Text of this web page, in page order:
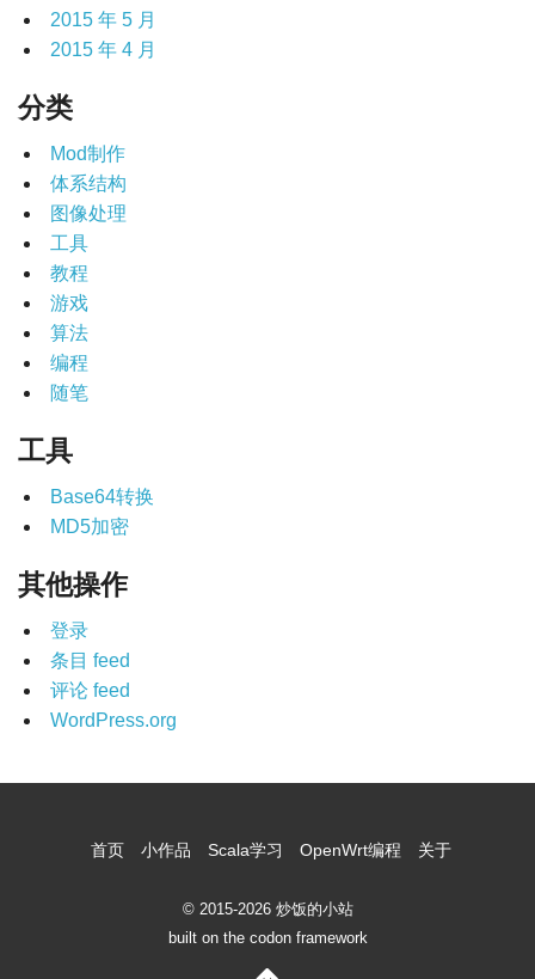
2015 年 5 月
2015 年 4 月
分类
Mod制作
体系结构
图像处理
工具
教程
游戏
算法
编程
随笔
工具
Base64转换
MD5加密
其他操作
登录
条目 feed
评论 feed
WordPress.org
首页 小作品 Scala学习 OpenWrt编程 关于
© 2015-2026 炒饭的小站
built on the codon framework